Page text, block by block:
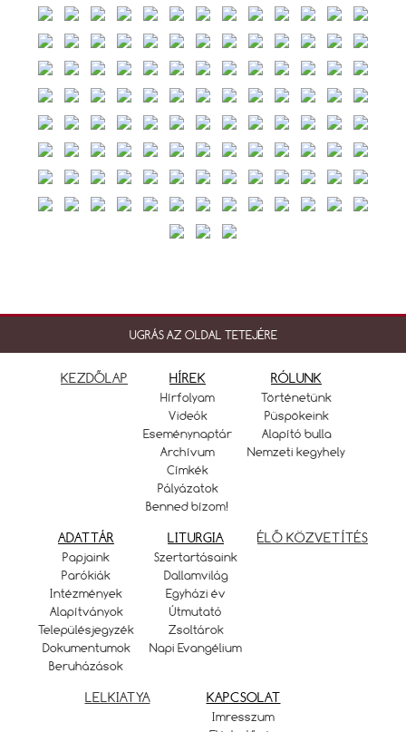
UGRÁS AZ OLDAL TETEJÉRE
KEZDŐLAP HÍREK
Hírfolyam
Videók
Eseménynaptár
Archívum
Címkék
Pályázatok
Benned bízom!
RÓLUNK
Történetünk
Püspökeink
Alapító bulla
Nemzeti kegyhely
ADATTÁR
Papjaink
Parókiák
Intézmények
Alapítványok
Településjegyzék
Dokumentumok
Beruházások
LITURGIA
Szertartásaink
Dallamvilág
Egyházi év
Útmutató
Zsoltárok
Napi Evangélium
ÉLŐ KÖZVETÍTÉS
LELKIATYA KAPCSOLAT
Imresszum